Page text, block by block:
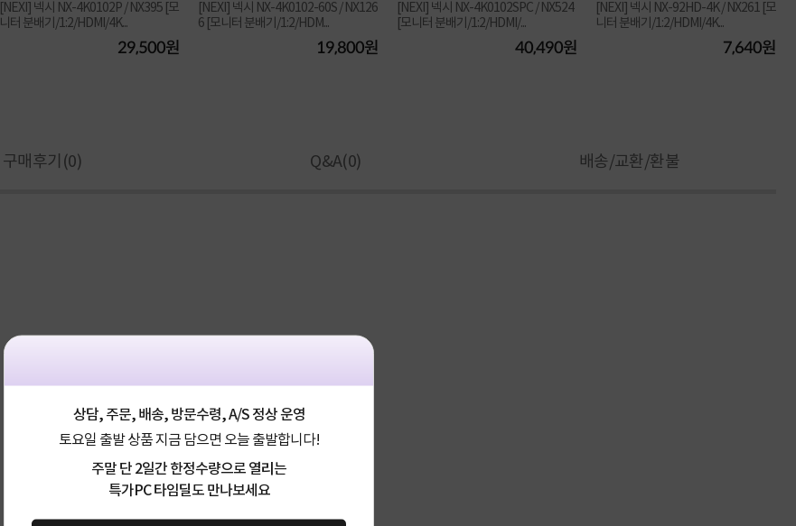
상담, 주문, 배송, 방문수령, A/S 정상 운영
토요일 출발 상품 지금 담으면 오늘 출발합니다!
주말 단 2일간 한정수량으로 열리는
특가PC 타임딜도 만나보세요
[NEXI] 넥시 NX-4K0102P / NX395 [모
니터 분배기/1:2/HDMI/4K...
29,500원
[NEXI] 넥시 NX-4K0102-60S / NX126
6 [모니터 분배기/1:2/HDM...
19,800원
[NEXI] 넥시 NX-4K0102SPC / NX524
[모니터 분배기/1:2/HDMI/...
40,490원
[NEXI] 넥시 NX-92HD-4K / NX261 [모
니터 분배기/1:2/HDMI/4K...
7,640원
구매후기(0) Q&A(0) 배송/교환/환불